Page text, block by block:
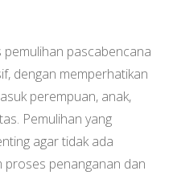
pascabencana
dengan memperhatikan
perempuan, anak,
Pemulihan yang
agar tidak ada
proses penanganan dan